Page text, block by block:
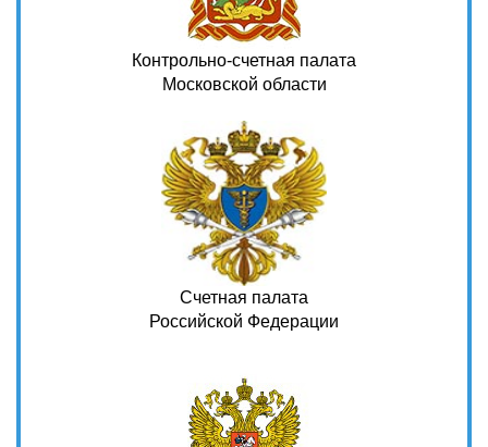
Контрольно-счетная палата
Московской области
Счетная палата
Российской Федерации